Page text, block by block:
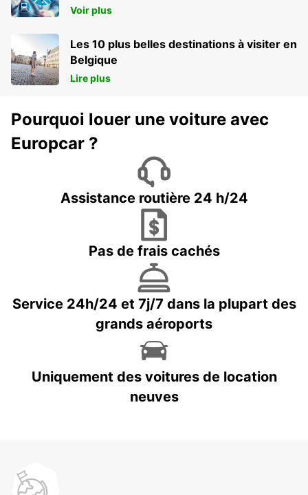
Voir plus
Les 10 plus belles destinations à visiter en
Belgique
Lire plus
Pourquoi louer une voiture avec
Europcar ?
Assistance routière 24 h/24
Pas de frais cachés
Service 24h/24 et 7j/7 dans la plupart des
grands aéroports
Uniquement des voitures de location
neuves